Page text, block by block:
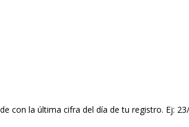
con la última cifra del día de tu registro. Ej: